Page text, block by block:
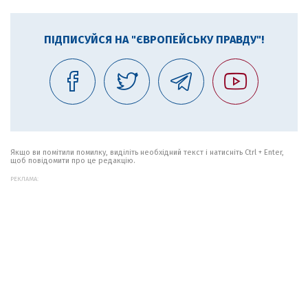
ПІДПИСУЙСЯ НА "ЄВРОПЕЙСЬКУ ПРАВДУ"!
Якщо ви помітили помилку, виділіть необхідний текст і натисніть Ctrl + Enter,
щоб повідомити про це редакцію.
РЕКЛАМА: